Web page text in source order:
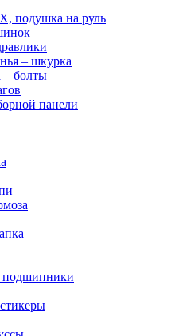
подушка на руль
– шкурка
– болты
панели
подшипники